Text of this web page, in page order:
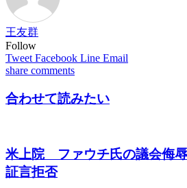
王友群
Follow
Tweet Facebook Line Email
share comments
合わせて読みたい
米上院 ファウチ氏の議会侮
証言拒否